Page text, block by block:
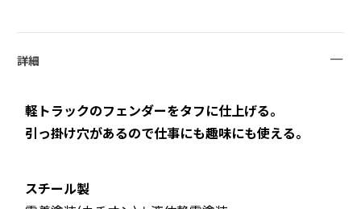
詳細
軽トラックのフェンダーをタフに仕上げる。
引っ掛け穴があるので仕事にも趣味にも使える。
スチール製